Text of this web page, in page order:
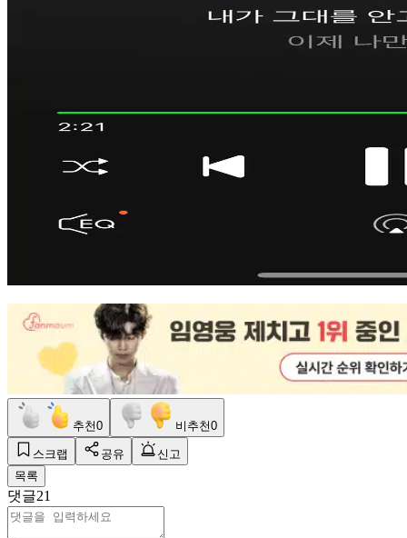
추천0 비추천0
스크랩 공유
신고
목록
댓글21